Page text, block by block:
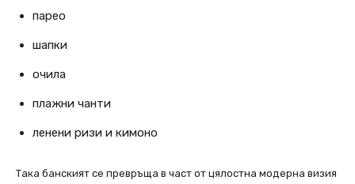
парео
шапки
очила
плажни чанти
ленени ризи и кимоно
Така банският се превръща в част от цялостна модерна визия